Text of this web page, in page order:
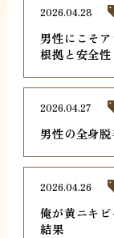
男性にこそ
根拠と安全性
2026.04.28
男性の全身
2026.04.27
俺が黄ニキ
結果
2026.04.26